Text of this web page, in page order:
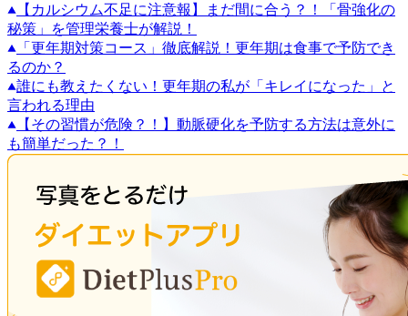
【カルシウム不足に注意報】まだ間に合う？！「骨強化の
秘策」を管理栄養士が解説！
「更年期対策コース」徹底解説！更年期は食事で予防でき
るのか？
誰にも教えたくない！更年期の私が「キレイになった」と
言われる理由
【その習慣が危険？！】動脈硬化を予防する方法は意外に
も簡単だった？！